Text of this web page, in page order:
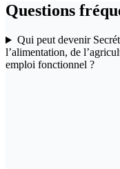
Questions
Qui peut devenir
l’alimentation, de
emploi fonctionnel ?